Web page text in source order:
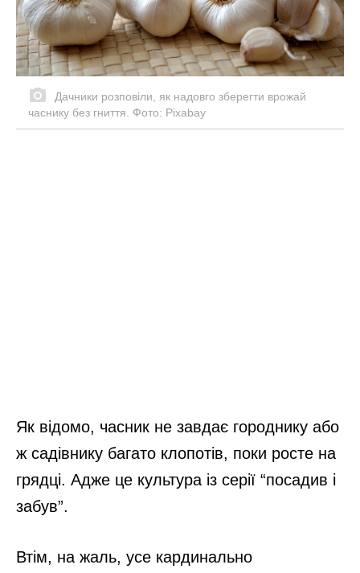
Дачники розповіли, як надовго зберегти врожай
часнику без гниття. Фото: Pixabay
Як відомо, часник не завдає городнику або
ж садівнику багато клопотів, поки росте на
грядці. Адже це культура із серії “посадив і
забув”.
Втім, на жаль, усе кардинально